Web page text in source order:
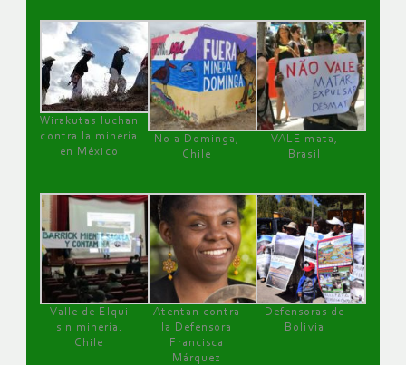
Wirakutas luchan
contra la minería
en México
No a Dominga,
Chile
VALE mata,
Brasil
Valle de Elqui
sin minería.
Chile
Atentan contra
la Defensora
Francisca
Márquez
Defensoras de
Bolivia